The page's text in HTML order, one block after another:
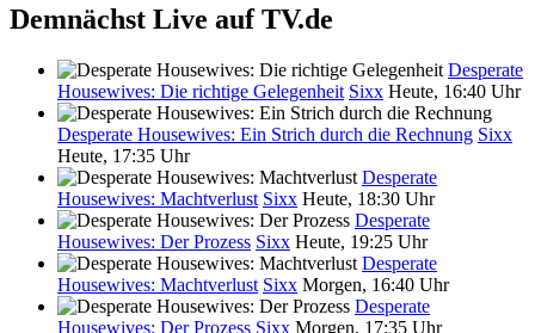
Demnächst Live auf TV.de
Desperate
Housewives: Die richtige Gelegenheit Sixx Heute, 16:40 Uhr
Desperate Housewives: Ein Strich durch die Rechnung Sixx
Heute, 17:35 Uhr
Desperate
Housewives: Machtverlust Sixx Heute, 18:30 Uhr
Desperate
Housewives: Der Prozess Sixx Heute, 19:25 Uhr
Desperate
Housewives: Machtverlust Sixx Morgen, 16:40 Uhr
Desperate
Housewives: Der Prozess Sixx Morgen, 17:35 Uhr